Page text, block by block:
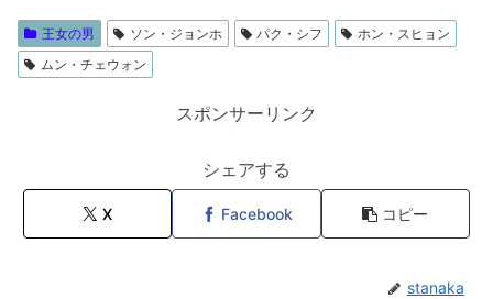
王女の男 ソン・ジョンホ パク・シフ
ホン・スヒョン
ムン・チェウォン
スポンサーリンク
シェアする
X Facebook コピー
stanaka